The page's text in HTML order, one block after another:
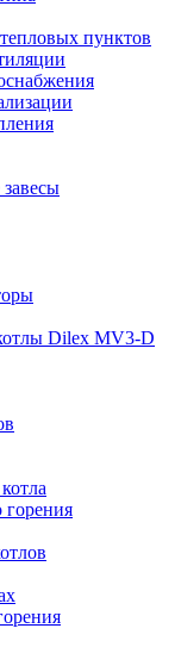
пунктов
Dilex MV3-D
горения